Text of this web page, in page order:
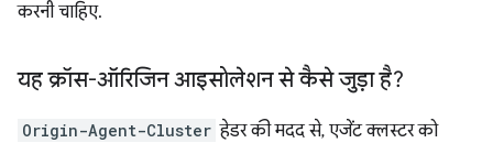
करनी चाहिए.
यह क्रॉस-ऑरिजिन आइसोलेशन से कैसे जुड़ा है?
Origin-Agent-Cluster हेडर की मदद से, एजेंट क्लस्टर को